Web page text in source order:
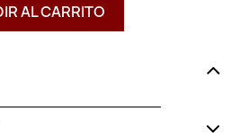
AL CARRITO